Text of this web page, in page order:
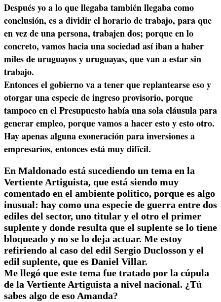
Después yo a lo que llegaba también llegaba como
conclusión, es a dividir el horario de trabajo, para que
en vez de una persona, trabajen dos; porque en lo
concreto, vamos hacia una sociedad así iban a haber
miles de uruguayos y uruguayas, que van a estar sin
trabajo.
Entonces el gobierno va a tener que replantearse eso y
otorgar una especie de ingreso provisorio, porque
tampoco en el Presupuesto había una sola cláusula para
generar empleo, porque vamos a hacer esto y esto otro.
Hay apenas alguna exoneración para inversiones a
empresarios, entonces está muy difícil.
En Maldonado está sucediendo un tema en la
Vertiente Artiguista, que está siendo muy
comentado en el ambiente político, porque es algo
inusual: hay como una especie de guerra entre dos
ediles del sector, uno titular y el otro el primer
suplente y donde resulta que el suplente se lo tiene
bloqueado y no se lo deja actuar. Me estoy
refiriendo al caso del edil Sergio Duclosson y el
edil suplente, que es Daniel Villar.
Me llegó que este tema fue tratado por la cúpula
de la Vertiente Artiguista a nivel nacional. ¿Tú
sabes algo de eso Amanda?